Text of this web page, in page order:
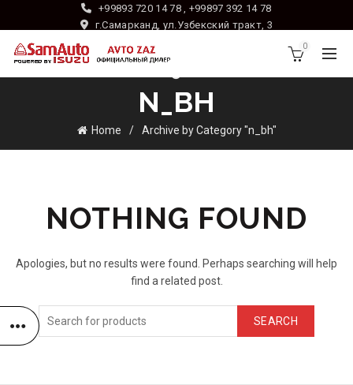
+99893 720 14 78 , +99897 392 14 78
г.Самарканд, ул.Узбекский тракт, 3
0
N_BH
Home Archive by Category "n_bh"
NOTHING FOUND
Apologies, but no results were found. Perhaps searching will help
find a related post.
SEARCH